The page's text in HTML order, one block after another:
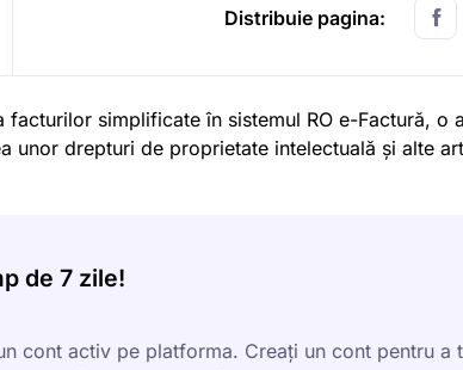
Distribuie pagina:
simplificate în sistemul RO e-Factură, o
unor drepturi de proprietate intelectuală și alte
de 7 zile!
cont activ pe platforma. Creați un cont pentru a